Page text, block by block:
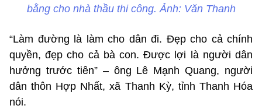
bằng cho nhà thầu thi công. Ảnh: Văn Thanh
“Làm đường là làm cho dân đi. Đẹp cho cả chính
quyền, đẹp cho cả bà con. Được lợi là người dân
hưởng trước tiên” – ông Lê Mạnh Quang, người
dân thôn Hợp Nhất, xã Thanh Kỳ, tỉnh Thanh Hóa
nói.